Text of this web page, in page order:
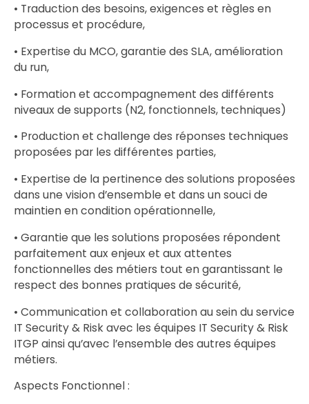
• Traduction des besoins, exigences et règles en
processus et procédure,
• Expertise du MCO, garantie des SLA, amélioration
du run,
• Formation et accompagnement des différents
niveaux de supports (N2, fonctionnels, techniques)
• Production et challenge des réponses techniques
proposées par les différentes parties,
• Expertise de la pertinence des solutions proposées
dans une vision d’ensemble et dans un souci de
maintien en condition opérationnelle,
• Garantie que les solutions proposées répondent
parfaitement aux enjeux et aux attentes
fonctionnelles des métiers tout en garantissant le
respect des bonnes pratiques de sécurité,
• Communication et collaboration au sein du service
IT Security & Risk avec les équipes IT Security & Risk
ITGP ainsi qu’avec l’ensemble des autres équipes
métiers.
Aspects Fonctionnel :